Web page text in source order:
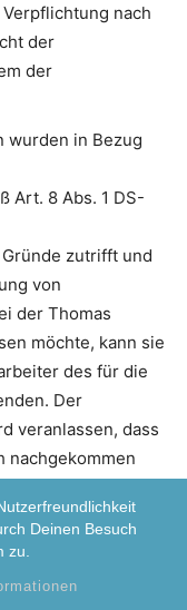
Deinen Besuch
zu.
nach
der
der
wurden in Bezug
Art. 8 Abs. 1 DS-
zutrifft und
von
der Thomas
möchte, kann sie
des für die
Der
veranlassen, dass
nachgekommen
von der
ist unser
Art. 17 Abs.